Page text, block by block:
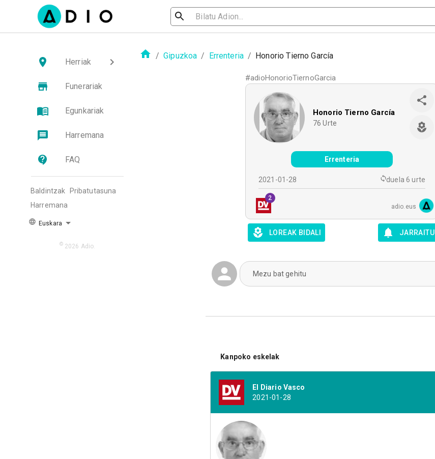
Herriak
Funerariak
Egunkariak
Harremana
FAQ
Baldintzak
Pribatutasuna
Harremana
Euskara
© 2026 Adio.
/ Gipuzkoa / Errenteria / Honorio Tierno García
#adioHonorioTiernoGarcia
Honorio Tierno García
76 Urte
Errenteria
2021-01-28 duela 6 urte
2
adio.eus
LOREAK BIDALI JARRAITU
Mezu bat gehitu
Kanpoko eskelak
El Diario Vasco
2021-01-28